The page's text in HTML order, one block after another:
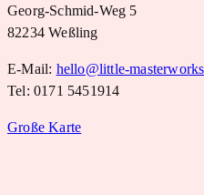
Georg-Schmid-Weg 5
82234 Weßling
E-Mail: hello@little-
Tel: 0171 5451914
Große Karte